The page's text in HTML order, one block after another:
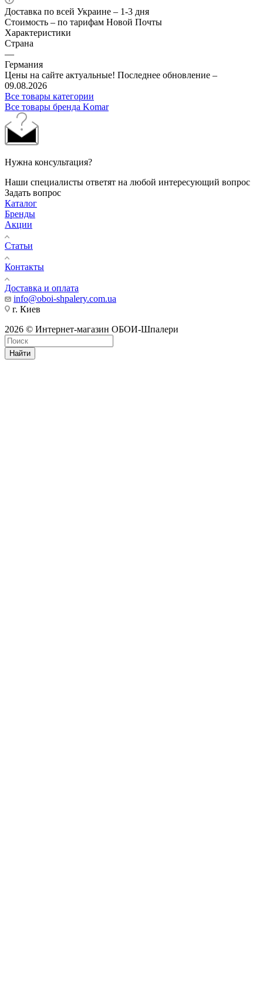
Доставка по всей Украине – 1-3 дня
Стоимость – по тарифам Новой Почты
Характеристики
Страна
—
Германия
Цены на сайте актуальные! Последнее обновление –
09.08.2026
Все товары категории
Все товары бренда Komar
Нужна консультация?
Наши специалисты ответят на любой интересующий вопрос
Задать вопрос
Каталог
Бренды
Акции
Статьи
Контакты
Доставка и оплата
info@oboi-shpalery.com.ua
г. Киев
2026 © Интернет-магазин ОБОИ-Шпалери
Найти